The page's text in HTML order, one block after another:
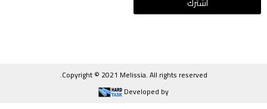
Copyright © 2021 Melissia. All rights reserved.
Developed by